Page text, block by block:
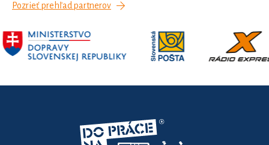
Pozrieť prehľad partnerov